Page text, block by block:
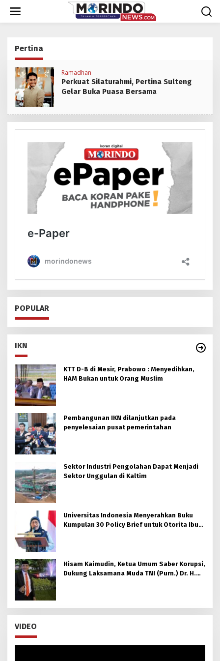
konten
Pertina
Ramadhan
Perkuat Silaturahmi, Pertina Sulteng
Gelar Buka Puasa Bersama
POPULAR
IKN
KTT D-8 di Mesir, Prabowo : Menyedihkan,
HAM Bukan untuk Orang Muslim
Pembangunan IKN dilanjutkan pada
penyelesaian pusat pemerintahan
Sektor Industri Pengolahan Dapat Menjadi
Sektor Unggulan di Kaltim
Universitas Indonesia Menyerahkan Buku
Kumpulan 30 Policy Brief untuk Otorita Ibu
Hisam Kaimudin, Ketua Umum Saber Korupsi,
Dukung Laksamana Muda TNI (Purn.) Dr. H.
VIDEO